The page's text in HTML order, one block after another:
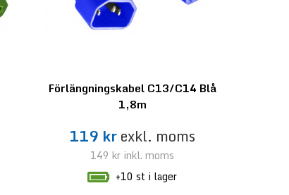
Förlängningskabel C13/C14 Blå
1,8m
119 krexkl. moms
149 kr inkl. moms
+10 st i lager